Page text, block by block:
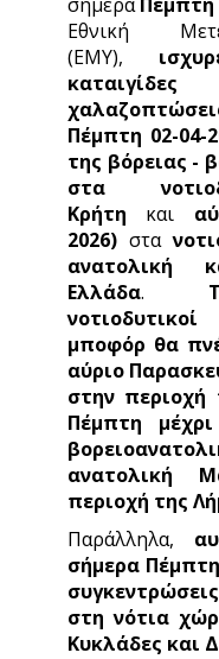
Εθνική
(ΕΜΥ),
Πέμπτη 02-04-
της βόρειας -
στα
Κρήτη και
2026) στα
ανατολική
Ελλάδα.
μποφόρ θα
αύριο
στην περιοχή
Πέμπτη
ανατολική
περιοχή της
Παράλληλα,
σήμερα
στη νότια
Κυκλάδες και